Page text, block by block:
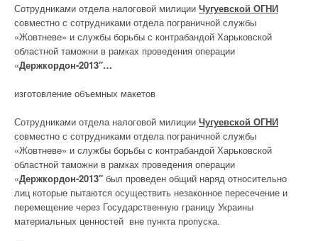
Сотрудниками отдела налоговой милиции Чугуевской ОГНИ
совместно с сотрудниками отдела пограничной службы
«Жовтневе» и службы борьбы с контрабандой Харьковской
областной таможни в рамках проведения операции
«Держкордон-2013″…
изготовление объемных макетов
Сотрудниками отдела налоговой милиции Чугуевской ОГНИ
совместно с сотрудниками отдела пограничной службы
«Жовтневе» и службы борьбы с контрабандой Харьковской
областной таможни в рамках проведения операции
«Держкордон-2013″ был проведен общий наряд относительно
лиц которые пытаются осуществить незаконное пересечение и
перемещение через Государственную границу Украины
материальных ценностей вне пункта пропуска.